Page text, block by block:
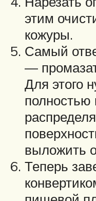
этим
кожуры.
Самый
—
Для этого
полностью
выложить
Теперь